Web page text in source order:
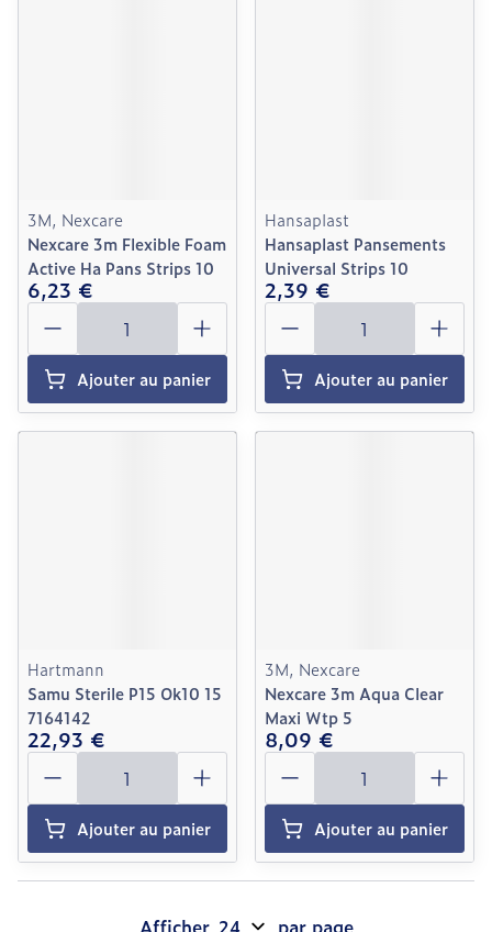
3M, Nexcare
Nexcare 3m Flexible Foam
Active Ha Pans Strips 10
6,23 €
Quantité
Ajouter au panier
Hansaplast
Hansaplast Pansements
Universal Strips 10
2,39 €
Quantité
Ajouter au panier
Hartmann
Samu Sterile P15 Ok10 15
7164142
22,93 €
Quantité
Ajouter au panier
3M, Nexcare
Nexcare 3m Aqua Clear
Maxi Wtp 5
8,09 €
Quantité
Ajouter au panier
Afficher par page